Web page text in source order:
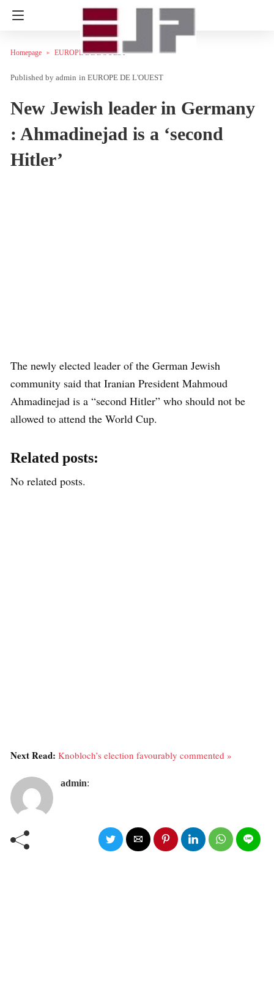
Homepage EUROPE DE L'OUEST
admin in EUROPE DE L'OUEST
New Jewish leader in Germany
: Ahmadinejad is a ‘second
Hitler’
The newly elected leader of the German Jewish
community said that Iranian President Mahmoud
Ahmadinejad is a “second Hitler” who should not be
allowed to attend the World Cup.
Related posts:
No related posts.
Next Read: Knobloch’s election favourably commented »
admin: